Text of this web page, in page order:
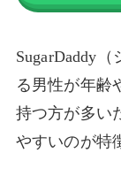
SugarDaddy
る男性が年齢
持つ方が多い
やすいのが特